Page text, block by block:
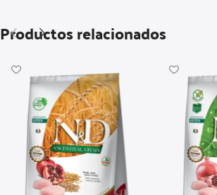
Productos relacionados